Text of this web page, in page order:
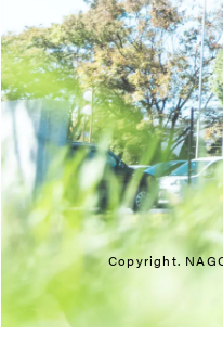
Copyright.